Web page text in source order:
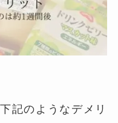
記のようなデメリ